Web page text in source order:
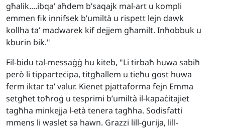
għalik....ibqa’ aħdem b’saqajk mal-art u kompli
emmen fik innifsek b’umiltà u rispett lejn dawk
kollha ta’ madwarek kif dejjem għamilt. Inħobbuk u
kburin bik."
Fil-bidu tal-messaġġ hu kiteb, "Li tirbaħ huwa sabiħ
però li tipparteċipa, titgħallem u tieħu gost huwa
ferm iktar ta’ valur. Kienet pjattaforma fejn Emma
setgħet toħroġ u tesprimi b’umiltà il-kapaċitajiet
tagħha minkejja l-età tenera tagħha. Sodisfatti
mmens li waslet sa hawn. Grazzi lill-ġurija, lill-